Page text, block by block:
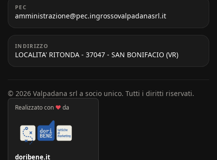
PEC
amministrazione@pec.ingrossovalpadanasrl.it
INDIRIZZO
LOCALITA' RITONDA - 37047 - SAN BONIFACIO (VR)
© 2026 Valpadana srl a socio unico. Tutti i diritti riservati.
Realizzato con ♥da
doribene.it